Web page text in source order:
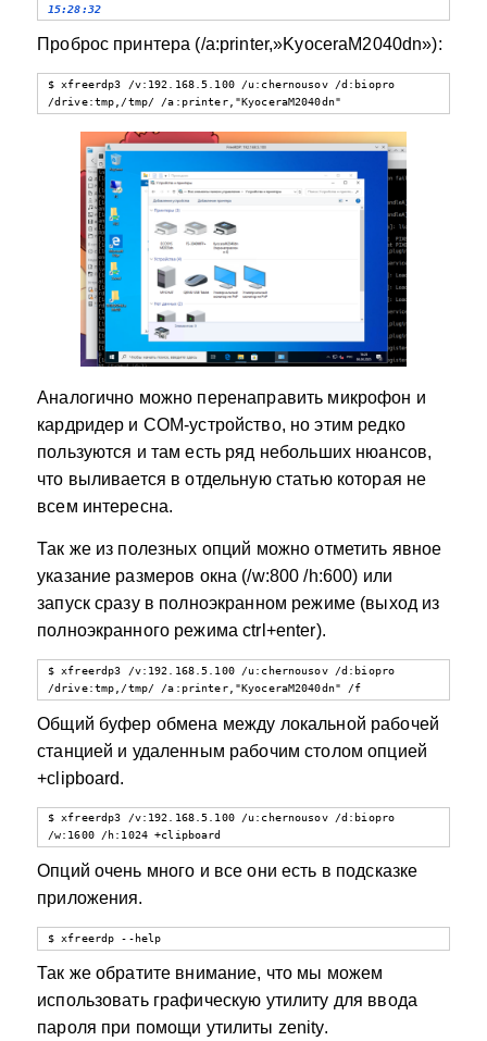
15:28:32
Проброс принтера (/a:printer,»KyoceraM2040dn»):
$ xfreerdp3 /v:192.168.5.100 /u:chernousov /d:biopro
/drive:tmp,/tmp/ /a:printer,"KyoceraM2040dn"
Аналогично можно перенаправить микрофон и
кардридер и COM-устройство, но этим редко
пользуются и там есть ряд небольших нюансов,
что выливается в отдельную статью которая не
всем интересна.
Так же из полезных опций можно отметить явное
указание размеров окна (/w:800 /h:600) или
запуск сразу в полноэкранном режиме (выход из
полноэкранного режима ctrl+enter).
$ xfreerdp3 /v:192.168.5.100 /u:chernousov /d:biopro
/drive:tmp,/tmp/ /a:printer,"KyoceraM2040dn" /f
Общий буфер обмена между локальной рабочей
станцией и удаленным рабочим столом опцией
+clipboard.
$ xfreerdp3 /v:192.168.5.100 /u:chernousov /d:biopro
/w:1600 /h:1024 +clipboard
Опций очень много и все они есть в подсказке
приложения.
$ xfreerdp --help
Так же обратите внимание, что мы можем
использовать графическую утилиту для ввода
пароля при помощи утилиты zenity.